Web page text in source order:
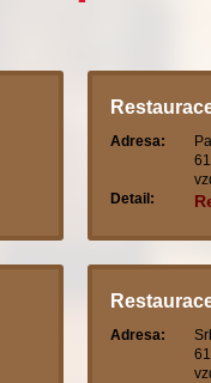
Adresa:
Detail:
Adresa: